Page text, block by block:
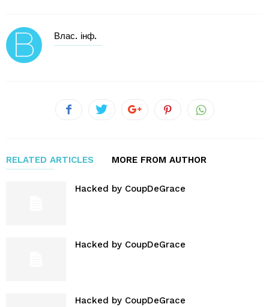
Влас. інф.
RELATED ARTICLES MORE FROM AUTHOR
Hacked by CoupDeGrace
Hacked by CoupDeGrace
Hacked by CoupDeGrace